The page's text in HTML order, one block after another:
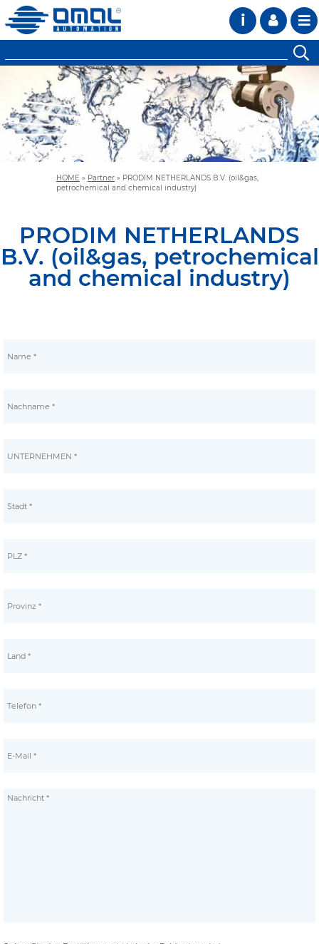
i
HOME » Partner » PRODIM NETHERLANDS B.V. (oil&gas,
petrochemical and chemical industry)
PRODIM NETHERLANDS
B.V. (oil&gas, petrochemical
and chemical industry)